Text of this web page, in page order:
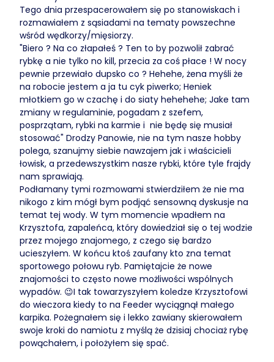
Tego dnia przespacerowałem się po stanowiskach i
rozmawiałem z sąsiadami na tematy powszechne
wśród wędkorzy/mięsiorzy.
"Biero ? Na co złapałeś ? Ten to by pozwolił zabrać
rybkę a nie tylko no kill, przecia za coś płace ! W nocy
pewnie przewiało dupsko co ? Hehehe, żena myśli że
na robocie jestem a ja tu cyk piwerko; Heniek
młotkiem go w czachę i do siaty hehehehe; Jake tam
zmiany w regulaminie, pogadam z szefem,
posprzątam, rybki na karmie i nie będę się musiał
stosować" Drodzy Panowie, nie na tym nasze hobby
polega, szanujmy siebie nawzajem jak i właścicieli
łowisk, a przedewszystkim nasze rybki, które tyle frajdy
nam sprawiają.
Podłamany tymi rozmowami stwierdziłem że nie ma
nikogo z kim mógł bym podjąć sensowną dyskusje na
temat tej wody. W tym momencie wpadłem na
Krzysztofa, zapaleńca, który dowiedział się o tej wodzie
przez mojego znajomego, z czego się bardzo
ucieszyłem. W końcu ktoś zaufany kto zna temat
sportowego połowu ryb. Pamiętajcie że nowe
znajomości to często nowe możliwości wspólnych
wypadów. 😉I tak towarzyszyłem koledze Krzysztofowi
do wieczora kiedy to na Feeder wyciągnął małego
karpika. Pożegnałem się i lekko zawiany skierowałem
swoje kroki do namiotu z myślą że dzisiaj chociaż rybę
powąchałem, i położyłem się spać.